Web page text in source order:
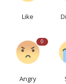
Like
0
Angry